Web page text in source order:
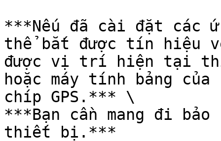
***Nếu đã cài đặt các
thể bắt được tín hiệu
được vị trí hiện tại
hoặc máy tính bảng
chíp GPS.*** \
***Bạn cần mang đi bảo